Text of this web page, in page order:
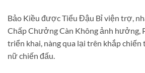
Bảo Kiều được Tiểu Đậu Bỉ viện trợ,
Chấp Chưởng Càn Không ảnh hưởng,
triển khai, nàng qua lại trên khắp
nữ chiến đấu.